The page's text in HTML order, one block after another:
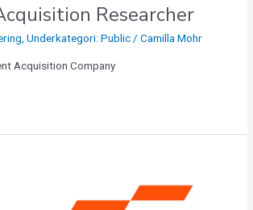
Researcher
,Underkategori: Public /Camilla Mohr
Acquisition Company